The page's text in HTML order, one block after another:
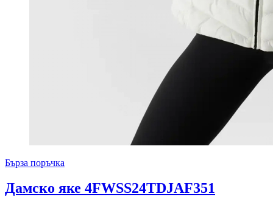
Бърза поръчка
Дамско яке 4FWSS24TDJAF351